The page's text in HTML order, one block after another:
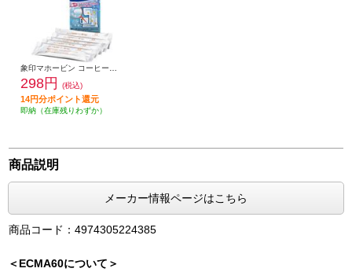
298円 (税込)
14円分ポイント還元
即納（在庫残りわずか）
商品説明
メーカー情報ページはこちら
商品コード：4974305224385
＜ECMA60について＞